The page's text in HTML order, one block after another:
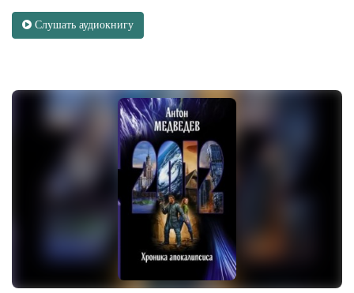
Слушать аудиокнигу